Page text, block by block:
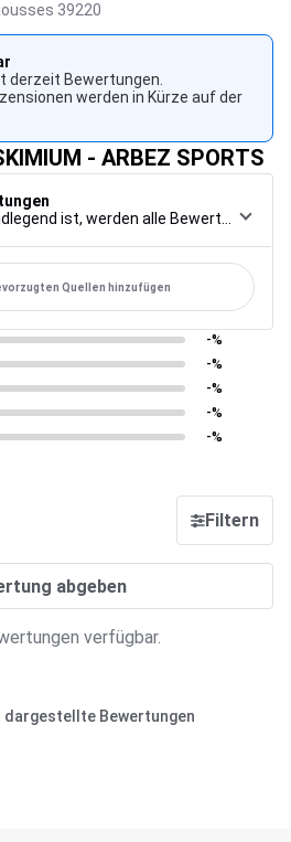
39220
derzeit Bewertungen.
werden in Kürze auf der
- ARBEZ SPORTS
Quellen hinzufügen
-%
-%
-%
-%
-%
Filtern
abgeben
verfügbar.
dargestellte Bewertungen